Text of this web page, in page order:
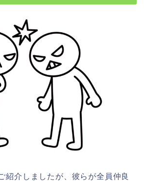
紹介しましたが、彼らが全員仲良